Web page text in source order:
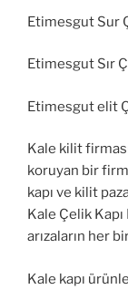
Etimesgut Sur
Etimesgut Sır
Etimesgut elit
Kale kilit
koruyan bir
kapı ve kilit
Kale Çelik
arızaların her
Kale kapı